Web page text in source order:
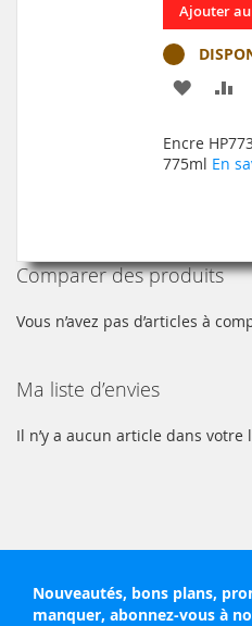
Ajouter
AJOUTER
MA
Encre
775ml En
Comparer des produits
Vous n’avez pas d’articles à
Ma liste d’envies
Il n’y a aucun article dans votre
Nouveautés, bons plans,
manquer, abonnez-vous à